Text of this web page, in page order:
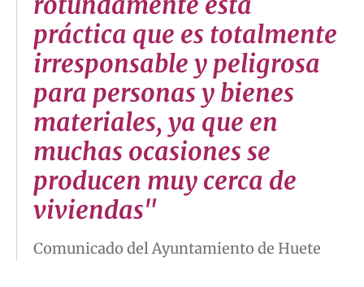
práctica que es totalmente
irresponsable y peligrosa
para personas y bienes
materiales, ya que en
muchas ocasiones se
producen muy cerca de
viviendas"
Comunicado del Ayuntamiento de Huete